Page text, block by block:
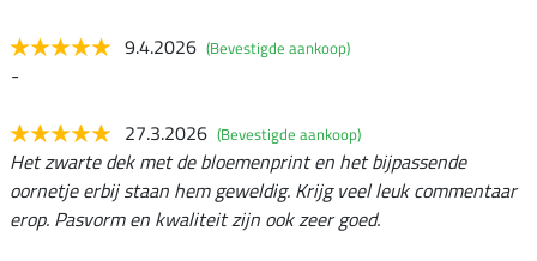
9.4.2026 (Bevestigde aankoop)
-
27.3.2026 (Bevestigde aankoop)
Het zwarte dek met de bloemenprint en het bijpassende
oornetje erbij staan hem geweldig. Krijg veel leuk commentaar
erop. Pasvorm en kwaliteit zijn ook zeer goed.